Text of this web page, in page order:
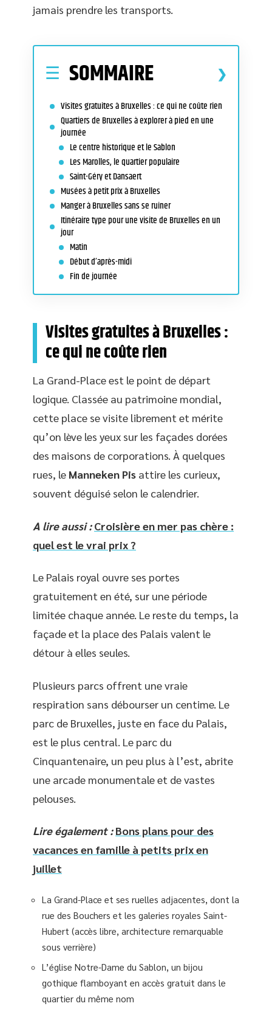
jamais prendre les transports.
SOMMAIRE
Visites gratuites à Bruxelles : ce qui ne coûte rien
Quartiers de Bruxelles à explorer à pied en une
journée
Le centre historique et le Sablon
Les Marolles, le quartier populaire
Saint-Géry et Dansaert
Musées à petit prix à Bruxelles
Manger à Bruxelles sans se ruiner
Itinéraire type pour une visite de Bruxelles en un
jour
Matin
Début d’après-midi
Fin de journée
Visites gratuites à Bruxelles :
ce qui ne coûte rien
La Grand-Place est le point de départ
logique. Classée au patrimoine mondial,
cette place se visite librement et mérite
qu’on lève les yeux sur les façades dorées
des maisons de corporations. À quelques
rues, le Manneken Pis attire les curieux,
souvent déguisé selon le calendrier.
A lire aussi : Croisière en mer pas chère :
quel est le vrai prix ?
Le Palais royal ouvre ses portes
gratuitement en été, sur une période
limitée chaque année. Le reste du temps, la
façade et la place des Palais valent le
détour à elles seules.
Plusieurs parcs offrent une vraie
respiration sans débourser un centime. Le
parc de Bruxelles, juste en face du Palais,
est le plus central. Le parc du
Cinquantenaire, un peu plus à l’est, abrite
une arcade monumentale et de vastes
pelouses.
Lire également : Bons plans pour des
vacances en famille à petits prix en
juillet
La Grand-Place et ses ruelles adjacentes, dont la
rue des Bouchers et les galeries royales Saint-
Hubert (accès libre, architecture remarquable
sous verrière)
L’église Notre-Dame du Sablon, un bijou
gothique flamboyant en accès gratuit dans le
quartier du même nom